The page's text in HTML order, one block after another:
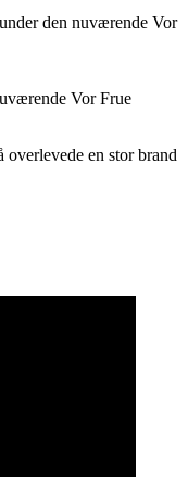
den nuværende Vor
Vor Frue
en stor brand